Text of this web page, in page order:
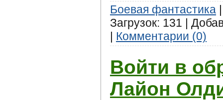
Боевая фантастика
Загрузок: 131 |
| Комментарии (0)
Войти в
Лайон